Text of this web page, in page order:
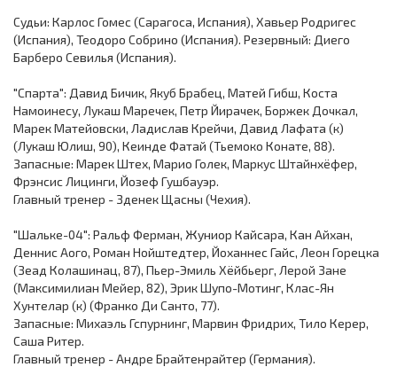
Судьи: Карлос Гомес (Сарагоса, Испания), Хавьер Родригес
(Испания), Теодоро Собрино (Испания). Резервный: Диего
Барберо Севилья (Испания).
"Спарта": Давид Бичик, Якуб Брабец, Матей Гибш, Коста
Намоинесу, Лукаш Маречек, Петр Йирачек, Боржек Дочкал,
Марек Матейовски, Ладислав Крейчи, Давид Лафата (к)
(Лукаш Юлиш, 90), Кеинде Фатай (Тьемоко Конате, 88).
Запасные: Марек Штех, Марио Голек, Маркус Штайнхёфер,
Фрэнсис Лицинги, Йозеф Гушбауэр.
Главный тренер - Зденек Щасны (Чехия).
"Шальке-04": Ральф Ферман, Жуниор Кайсара, Кан Айхан,
Деннис Аого, Роман Нойштедтер, Йоханнес Гайс, Леон Горецка
(Зеад Колашинац, 87), Пьер-Эмиль Хёйбьерг, Лерой Зане
(Максимилиан Мейер, 82), Эрик Шупо-Мотинг, Клас-Ян
Хунтелар (к) (Франко Ди Санто, 77).
Запасные: Михаэль Гспурнинг, Марвин Фридрих, Тило Керер,
Саша Ритер.
Главный тренер - Андре Брайтенрайтер (Германия).